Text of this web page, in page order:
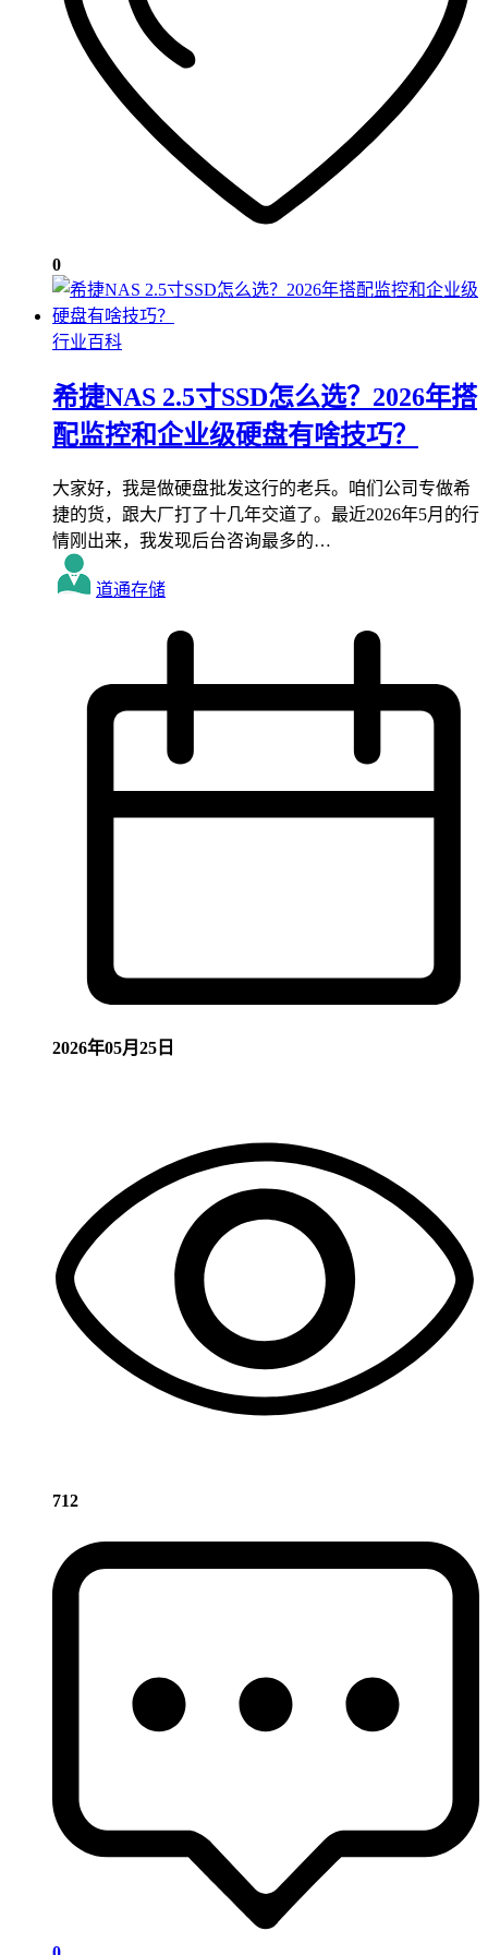
0
行业百科
希捷NAS 2.5寸SSD怎么选？2026年搭
配监控和企业级硬盘有啥技巧？
大家好，我是做硬盘批发这行的老兵。咱们公司专做希
捷的货，跟大厂打了十几年交道了。最近2026年5月的行
情刚出来，我发现后台咨询最多的…
道通存储
2026年05月25日
712